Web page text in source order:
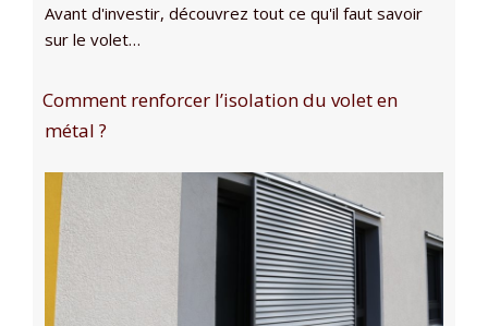
Avant d'investir, découvrez tout ce qu'il faut savoir
sur le volet…
Comment renforcer l’isolation du volet en
métal ?